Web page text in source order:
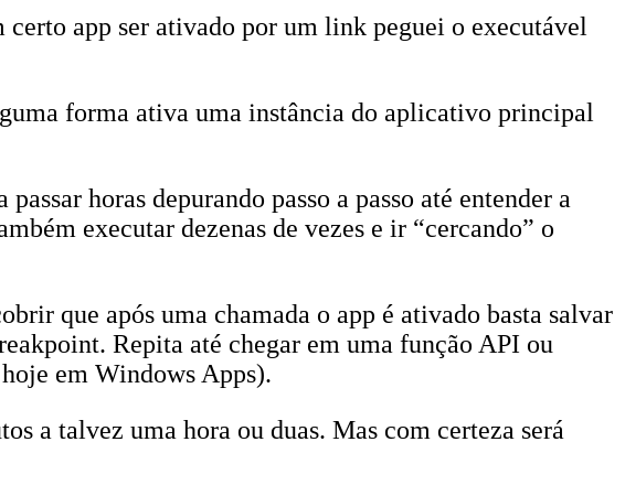
certo app ser ativado por um link peguei o executável
forma ativa uma instância do aplicativo principal
horas depurando passo a passo até entender a
executar dezenas de vezes e ir “cercando” o
que após uma chamada o app é ativado basta salvar
Repita até chegar em uma função API ou
em Windows Apps).
a talvez uma hora ou duas. Mas com certeza será